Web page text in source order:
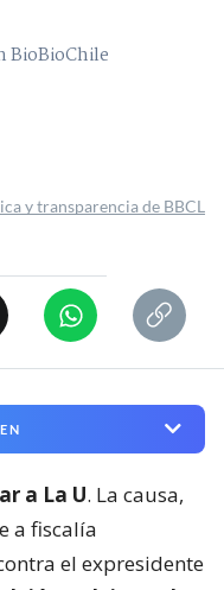
BioBioChile
y transparencia de BBCL
a La U. La causa,
a fiscalía
el expresidente